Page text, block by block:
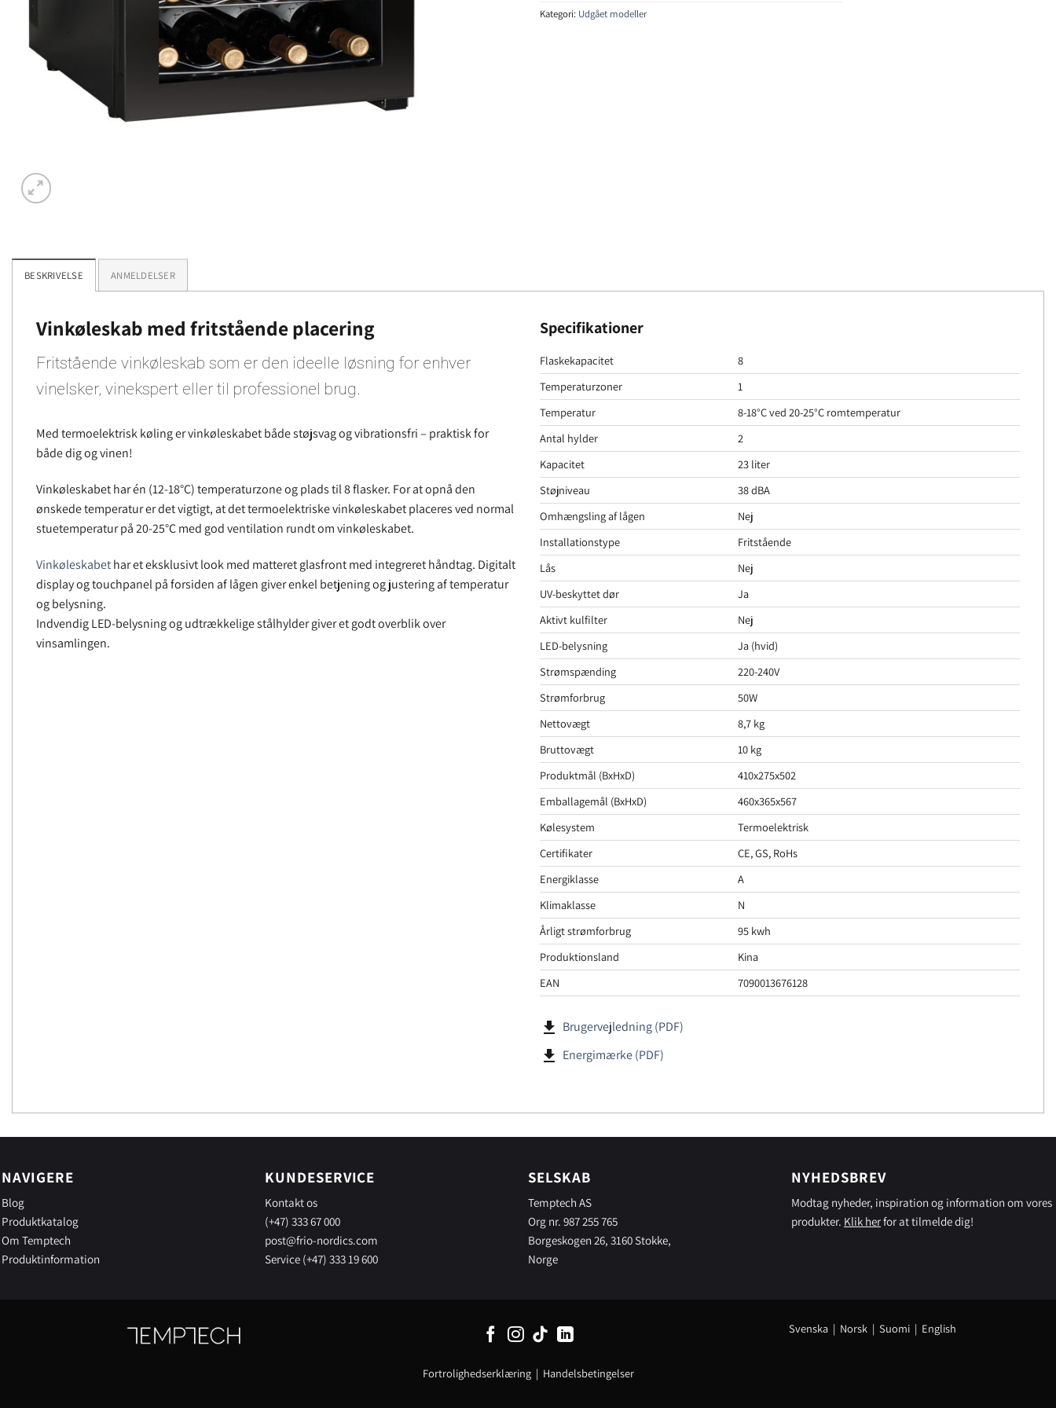
Kategori: Udgået modeller
BESKRIVELSE ANMELDELSER
Vinkøleskab med fritstående placering
Fritstående vinkøleskab som er den ideelle løsning for enhver
vinelsker, vinekspert eller til professionel brug.
Med termoelektrisk køling er vinkøleskabet både støjsvag og vibrationsfri – praktisk for
både dig og vinen!
Vinkøleskabet har én (12-18°C) temperaturzone og plads til 8 flasker. For at opnå den
ønskede temperatur er det vigtigt, at det termoelektriske vinkøleskabet placeres ved normal
stuetemperatur på 20-25°C med god ventilation rundt om vinkøleskabet.
Vinkøleskabethar et eksklusivt look med matteret glasfront med integreret håndtag. Digitalt
display og touchpanel på forsiden af lågen giver enkel betjening og justering af temperatur
og belysning.
Indvendig LED-belysning og udtrækkelige stålhylder giver et godt overblik over
vinsamlingen.
Specifikationer
Flaskekapacitet
8
Temperaturzoner
1
Temperatur
8-18°C ved 20-25°C romtemperatur
Antal hylder
2
Kapacitet
23 liter
Støjniveau
38 dBA
Omhængsling af lågen
Nej
Installationstype
Fritstående
Lås
Nej
UV-beskyttet dør
Ja
Aktivt kulfilter
Nej
LED-belysning
Ja (hvid)
Strømspænding
220-240V
Strømforbrug
50W
Nettovægt
8,7 kg
Bruttovægt
10 kg
Produktmål (BxHxD)
410x275x502
Emballagemål (BxHxD)
460x365x567
Kølesystem
Termoelektrisk
Certifikater
CE, GS, RoHs
Energiklasse
A
Klimaklasse
N
Årligt strømforbrug
95 kwh
Produktionsland
Kina
EAN
7090013676128
file_download Brugervejledning (PDF)
file_download Energimærke (PDF)
NAVIGERE
Blog
Produktkatalog
Om Temptech
Produktinformation
KUNDESERVICE
Kontakt os
(+47) 333 67 000
post@frio-nordics.com
Service (+47) 333 19 600
SELSKAB
Temptech AS
Org nr. 987 255 765
Borgeskogen 26, 3160 Stokke,
Norge
NYHEDSBREV
Modtag nyheder, inspiration og information om vores
produkter. Klik herfor at tilmelde dig!
Svenska| Norsk | Suomi| English
Fortrolighedserklæring| Handelsbetingelser